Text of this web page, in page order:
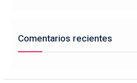
Comentarios recientes